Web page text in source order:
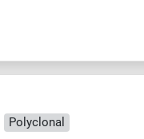
Polyclonal